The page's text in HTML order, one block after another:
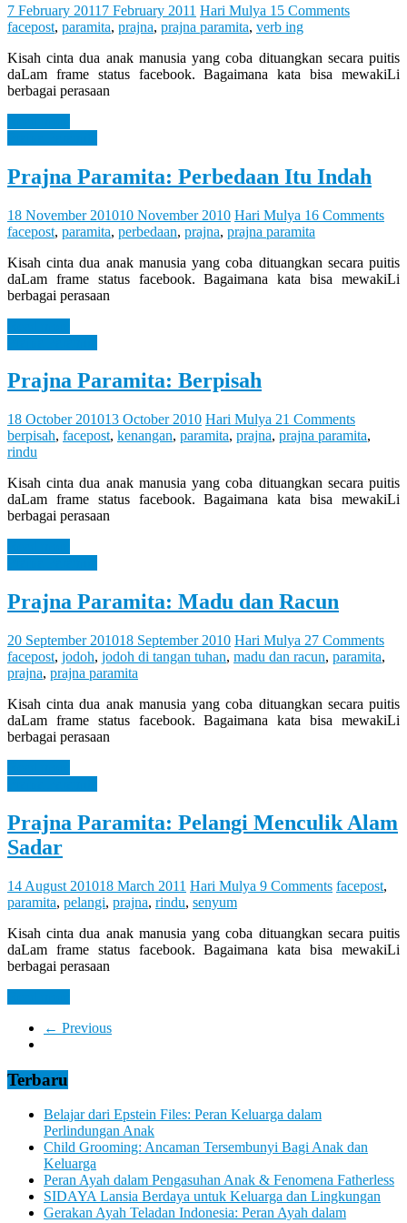
You
Feel
It
7 February 2011 7 February 2011 Hari Mulya 15 Comments
facepost, paramita, prajna, prajna paramita, verb ing
Kisah cinta dua anak manusia yang coba dituangkan secara puitis
daLam frame status facebook. Bagaimana kata bisa mewakiLi
berbagai perasaan
Prajna Paramita: Perbedaan Itu Indah
18 November 201010 November 2010 Hari Mulya 16 Comments
facepost, paramita, perbedaan, prajna, prajna paramita
Kisah cinta dua anak manusia yang coba dituangkan secara puitis
daLam frame status facebook. Bagaimana kata bisa mewakiLi
berbagai perasaan
Prajna Paramita: Berpisah
18 October 201013 October 2010 Hari Mulya 21 Comments
berpisah, facepost, kenangan, paramita, prajna, prajna paramita,
rindu
Kisah cinta dua anak manusia yang coba dituangkan secara puitis
daLam frame status facebook. Bagaimana kata bisa mewakiLi
berbagai perasaan
Prajna Paramita: Madu dan Racun
20 September 201018 September 2010 Hari Mulya 27 Comments
facepost, jodoh, jodoh di tangan tuhan, madu dan racun, paramita,
prajna, prajna paramita
Kisah cinta dua anak manusia yang coba dituangkan secara puitis
daLam frame status facebook. Bagaimana kata bisa mewakiLi
berbagai perasaan
Prajna Paramita: Pelangi Menculik Alam
Sadar
14 August 201018 March 2011 Hari Mulya 9 Comments facepost,
paramita, pelangi, prajna, rindu, senyum
Kisah cinta dua anak manusia yang coba dituangkan secara puitis
daLam frame status facebook. Bagaimana kata bisa mewakiLi
berbagai perasaan
← Previous
Terbaru
Belajar dari Epstein Files: Peran Keluarga dalam
Perlindungan Anak
Child Grooming: Ancaman Tersembunyi Bagi Anak dan
Keluarga
Peran Ayah dalam Pengasuhan Anak & Fenomena Fatherless
SIDAYA Lansia Berdaya untuk Keluarga dan Lingkungan
Gerakan Ayah Teladan Indonesia: Peran Ayah dalam